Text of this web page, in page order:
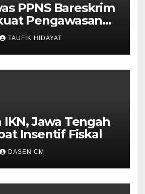
PPNS Bareskrim
Pengawasan
Penegakan
Profesional
TAUFIK HIDAYAT
IKN, Jawa Tengah
Insentif Fiskal
DASEN CM